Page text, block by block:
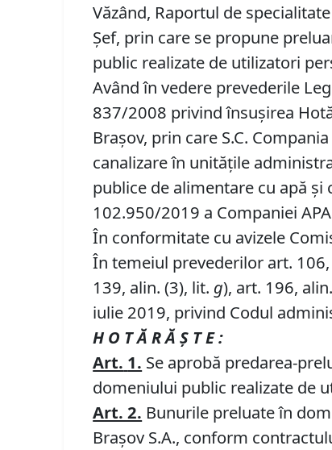
Văzând, Raportul de
Șef, prin care se propune
public realizate de utilizatori
Având în vedere prevederile
837/2008 privind însuşirea
Braşov, prin care S.C.
canalizare în unităţile
publice de alimentare cu apă
102.950/2019 a Companiei
În conformitate cu avizele
În temeiul prevederilor art. 106,
139, alin. (3), lit. g), art. 196,
iulie 2019, privind Codul
H O T Ă R Ă Ş T E :
Art. 1. Se aprobă predarea-
domeniului public realizate de
Art. 2. Bunurile preluate în
Braşov S.A., conform